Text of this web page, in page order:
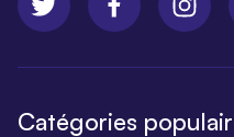
Catégories